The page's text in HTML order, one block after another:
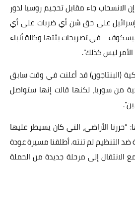
أخبار العالم
الانسحاب جاء مقابل تحجيم روسيا لدور
على حق شن أي ضربات على أي
– في تصريحات بثتها وكالة أنباء
ليس كذلك”.
(البنتاجون) قد أعلنت في وقت سابق
من سوريا، لكنها قالت إنها ستواصل
“حررنا الأراضي، التي كان يسيطر عليها
التنظيم لم تنته. أطلقنا مسيرة عودة
الانتقال إلى مرحلة جديدة من الحملة